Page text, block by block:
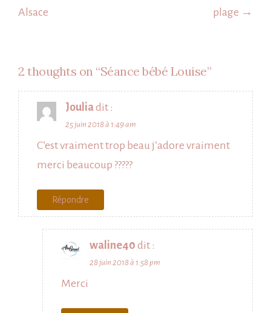
l’article
Alsace plage →
2 thoughts on “Séance bébé Louise”
Jouliadit :
25 juin 2018 à 1:49 am
C’est vraiment trop beau j’adore vraiment
merci beaucoup ?????
Répondre
waline40 dit :
28 juin 2018 à 1:58 pm
Merci